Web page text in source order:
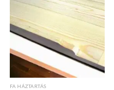
FA HÁZTARTÁS